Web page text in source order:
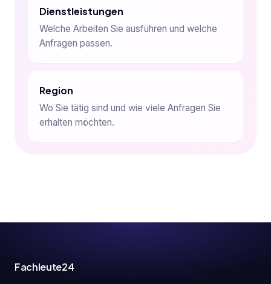
Dienstleistungen
Welche Arbeiten Sie ausführen und welche
Anfragen passen.
Region
Wo Sie tätig sind und wie viele Anfragen Sie
erhalten möchten.
Fachleute24